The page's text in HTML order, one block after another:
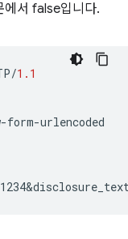
에서 false입니다.
/1.1
-form-urlencoded